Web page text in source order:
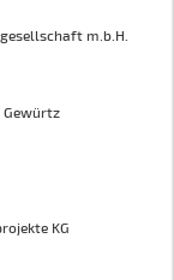
m.b.H.
Gewürtz
KG